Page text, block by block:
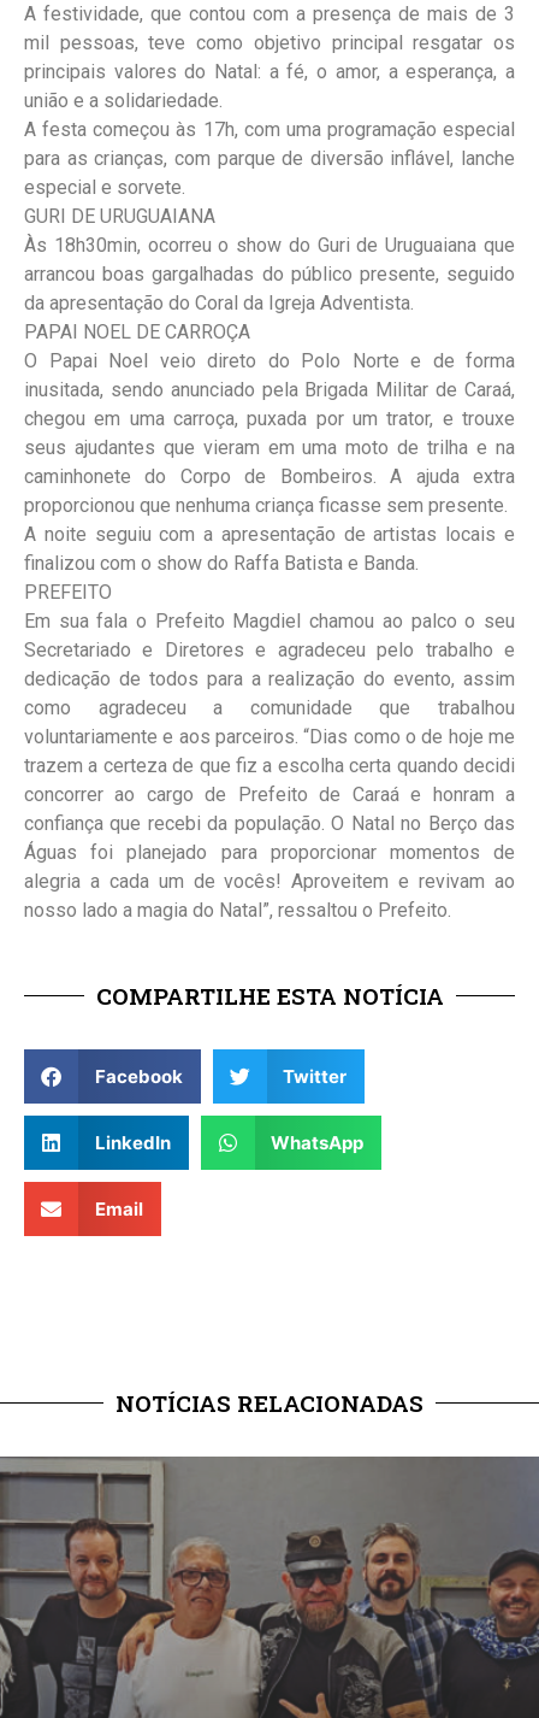
A festividade, que contou com a presença de mais de 3
mil pessoas, teve como objetivo principal resgatar os
principais valores do Natal: a fé, o amor, a esperança, a
união e a solidariedade.
A festa começou às 17h, com uma programação especial
para as crianças, com parque de diversão inflável, lanche
especial e sorvete.
GURI DE URUGUAIANA
Às 18h30min, ocorreu o show do Guri de Uruguaiana que
arrancou boas gargalhadas do público presente, seguido
da apresentação do Coral da Igreja Adventista.
PAPAI NOEL DE CARROÇA
O Papai Noel veio direto do Polo Norte e de forma
inusitada, sendo anunciado pela Brigada Militar de Caraá,
chegou em uma carroça, puxada por um trator, e trouxe
seus ajudantes que vieram em uma moto de trilha e na
caminhonete do Corpo de Bombeiros. A ajuda extra
proporcionou que nenhuma criança ficasse sem presente.
A noite seguiu com a apresentação de artistas locais e
finalizou com o show do Raffa Batista e Banda.
PREFEITO
Em sua fala o Prefeito Magdiel chamou ao palco o seu
Secretariado e Diretores e agradeceu pelo trabalho e
dedicação de todos para a realização do evento, assim
como agradeceu a comunidade que trabalhou
voluntariamente e aos parceiros. “Dias como o de hoje me
trazem a certeza de que fiz a escolha certa quando decidi
concorrer ao cargo de Prefeito de Caraá e honram a
confiança que recebi da população. O Natal no Berço das
Águas foi planejado para proporcionar momentos de
alegria a cada um de vocês! Aproveitem e revivam ao
nosso lado a magia do Natal”, ressaltou o Prefeito.
COMPARTILHE ESTA NOTÍCIA
Facebook Twitter
LinkedIn WhatsApp
Email
NOTÍCIAS RELACIONADAS